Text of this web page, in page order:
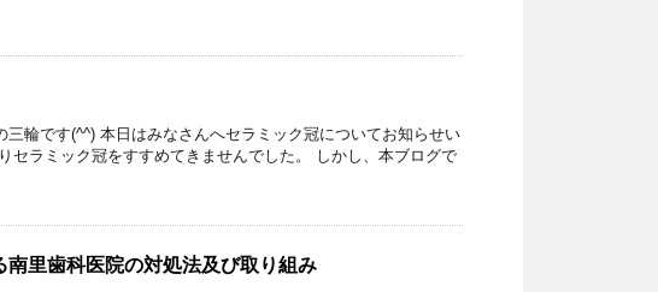
輪です(⁠^⁠^⁠) 本日はみなさんへセラミック冠についてお知らせい
セラミック冠をすすめてきませんでした。 しかし、本ブログで
里歯科医院の対処法及び取り組み